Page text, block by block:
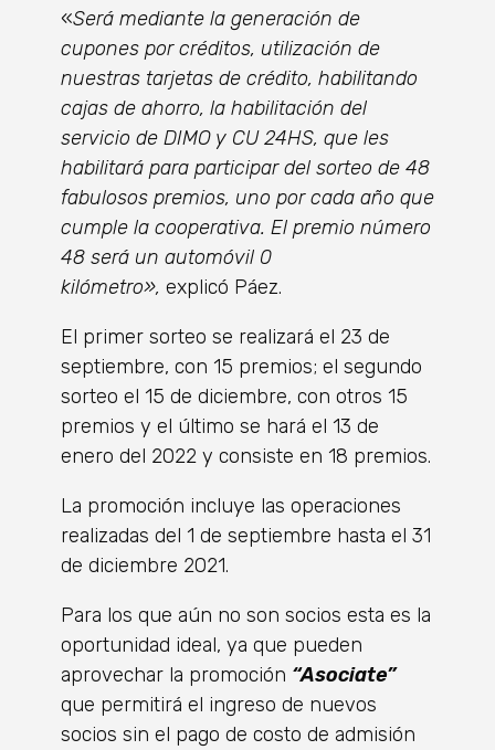
«Será mediante la generación de
cupones por créditos, utilización de
nuestras tarjetas de crédito, habilitando
cajas de ahorro, la habilitación del
servicio de DIMO y CU 24HS, que les
habilitará para participar del sorteo de 48
fabulosos premios, uno por cada año que
cumple la cooperativa. El premio número
48 será un automóvil 0
kilómetro», explicó Páez.
El primer sorteo se realizará el 23 de
septiembre, con 15 premios; el segundo
sorteo el 15 de diciembre, con otros 15
premios y el último se hará el 13 de
enero del 2022 y consiste en 18 premios.
La promoción incluye las operaciones
realizadas del 1 de septiembre hasta el 31
de diciembre 2021.
Para los que aún no son socios esta es la
oportunidad ideal, ya que pueden
aprovechar la promoción “Asociate”
que permitirá el ingreso de nuevos
socios sin el pago de costo de admisión